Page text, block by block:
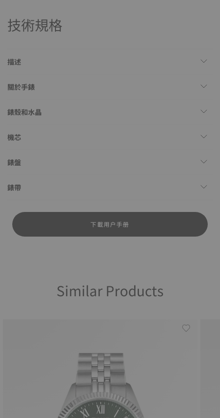
技術規格
描述
關於手錶
錶殼和水晶
機芯
錶盤
錶帶
下載用户手册
Similar Products